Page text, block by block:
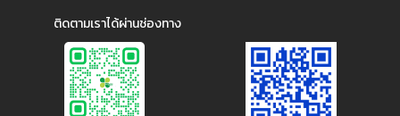
ติดตามเราได้ผ่านช่องทาง